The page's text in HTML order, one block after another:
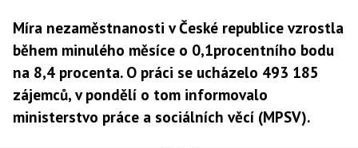
Míra nezaměstnanosti v České republice vzrostla
během minulého měsíce o 0,1procentního bodu
na 8,4 procenta. O práci se ucházelo 493 185
zájemců, v pondělí o tom informovalo
ministerstvo práce a sociálních věcí (MPSV).